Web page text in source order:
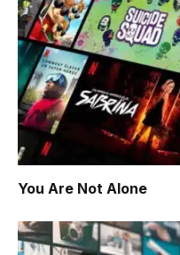
You Are Not Alone